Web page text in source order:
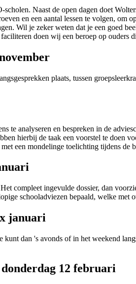
Naast de open dagen doet
en een aantal lessen te volgen,
Wil je zeker weten dat je een goed
doen wij een beroep op ouders
plaats, tussen
te analyseren en bespreken in de
hierbij de taak een voorstel te doen
een mondelinge toelichting tijdens de
compleet ingevulde dossier, dan
schooladviezen bepaald, welke met
januari
kunt dan 's avonds of in het weekend
12 februari